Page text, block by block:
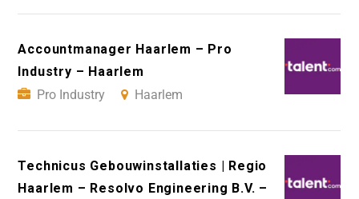
Accountmanager Haarlem – Pro
Industry – Haarlem
Pro Industry
Haarlem
Technicus Gebouwinstallaties | Regio
Haarlem – Resolvo Engineering B.V. –